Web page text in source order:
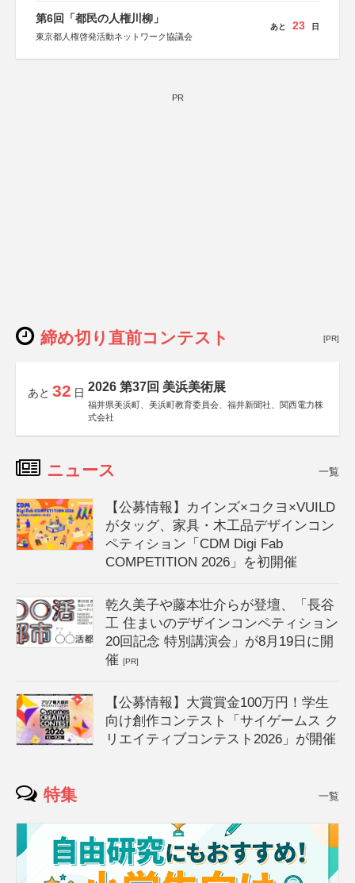
第6回「都民の人権川柳」
東京都人権啓発活動ネットワーク協議会
あと 23 日
PR
締め切り直前コンテスト [PR]
あと 32 日 2026 第37回 美浜美術展
福井県美浜町、美浜町教育委員会、福井新聞社、関西電力株
式会社
ニュース 一覧
【公募情報】カインズ×コクヨ×VUILD
がタッグ、家具・木工品デザインコン
ペティション「CDM Digi Fab
COMPETITION 2026」を初開催
乾久美子や藤本壮介らが登壇、「長谷
工 住まいのデザインコンペティション
20回記念 特別講演会」が8月19日に開
催[PR]
【公募情報】大賞賞金100万円！学生
向け創作コンテスト「サイゲームス ク
リエイティブコンテスト2026」が開催
特集 一覧